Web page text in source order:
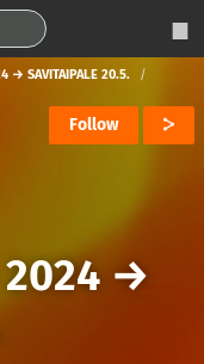
→ SAVITAIPALE 20.5.
Follow
→